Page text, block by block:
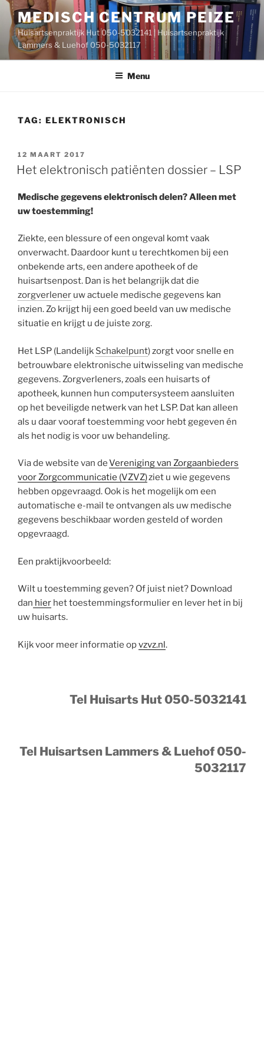
Ga
naar
inhoud
MEDISCH CENTRUM PEIZE
Huisartsenpraktijk Hut 050-5032141 | Huisartsenpraktijk
Lammers & Luehof 050-5032117
Menu
TAG: ELEKTRONISCH
GEPLAATST
OP
12 MAART 2017
Het elektronisch patiënten dossier – LSP
Medische gegevens elektronisch delen? Alleen met
uw toestemming!
Ziekte, een blessure of een ongeval komt vaak
onverwacht. Daardoor kunt u terechtkomen bij een
onbekende arts, een andere apotheek of de
huisartsenpost. Dan is het belangrijk dat die
zorgverlener uw actuele medische gegevens kan
inzien. Zo krijgt hij een goed beeld van uw medische
situatie en krijgt u de juiste zorg.
Het LSP (Landelijk Schakelpunt) zorgt voor snelle en
betrouwbare elektronische uitwisseling van medische
gegevens. Zorgverleners, zoals een huisarts of
apotheek, kunnen hun computersysteem aansluiten
op het beveiligde netwerk van het LSP. Dat kan alleen
als u daar vooraf toestemming voor hebt gegeven én
als het nodig is voor uw behandeling.
Via de website van deVereniging van Zorgaanbieders
voor Zorgcommunicatie (VZVZ)ziet u wie gegevens
hebben opgevraagd. Ook is het mogelijk om een
automatische e-mail te ontvangen als uw medische
gegevens beschikbaar worden gesteld of worden
opgevraagd.
Een praktijkvoorbeeld:
Wilt u toestemming geven? Of juist niet? Download
dan hier het toestemmingsformulier en lever het in bij
uw huisarts.
Kijk voor meer informatie opvzvz.nl.
Tel Huisarts Hut 050-5032141
Tel Huisartsen Lammers & Luehof 050-
5032117